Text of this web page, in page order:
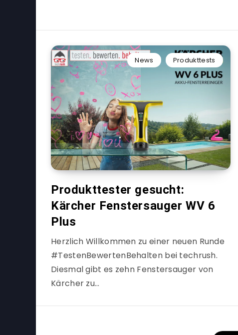
News Produkttests
Produkttester gesucht:
Kärcher Fenstersauger WV 6
Plus
Herzlich Willkommen zu einer neuen Runde
#TestenBewertenBehalten bei techrush.
Diesmal gibt es zehn Fenstersauger von
Kärcher zu…